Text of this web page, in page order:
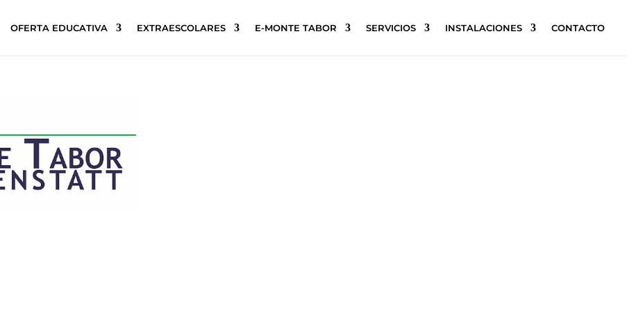
OFERTA EDUCATIVA EXTRAESCOLARES E-MONTE TABOR SERVICIOS INSTALACIONES CONTACTO